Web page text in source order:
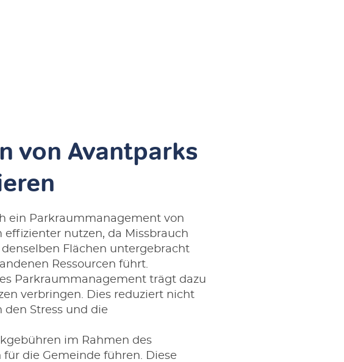
von Avantparks
ein Parkraummanagement von
nutzen, da Missbrauch
Flächen untergebracht
Ressourcen führt.
Parkraummanagement trägt dazu
verbringen. Dies reduziert nicht
Stress und die
im Rahmen des
die Gemeinde führen. Diese